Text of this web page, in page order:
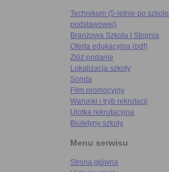
Technikum (5-letnie po szkole
podstawowej)
Branżowa Szkoła I Stopnia
Oferta edukacyjna (pdf)
Złóż podanie
Lokalizacja szkoły
Sonda
Film promocyjny
Warunki i tryb rekrutacji
Ulotka rekrutacyjna
Biuletyny szkoły
Menu serwisu
Strona główna